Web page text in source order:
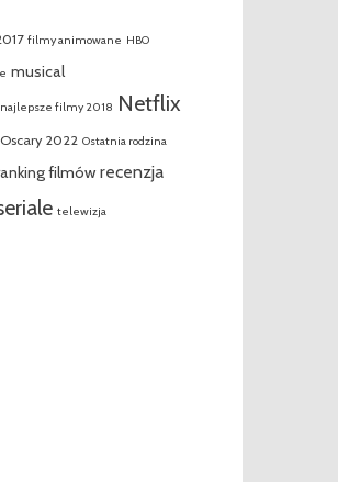
filmy animowane HBO
musical
najlepsze filmy 2018 Netflix
Oscary 2022 Ostatnia rodzina
filmów recenzja
telewizja